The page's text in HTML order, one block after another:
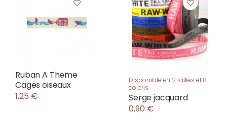
Ruban A Theme
Cages oiseaux
1,25 €
Disponible en 2 tailles et 8
coloris
Serge jacquard
0,90 €